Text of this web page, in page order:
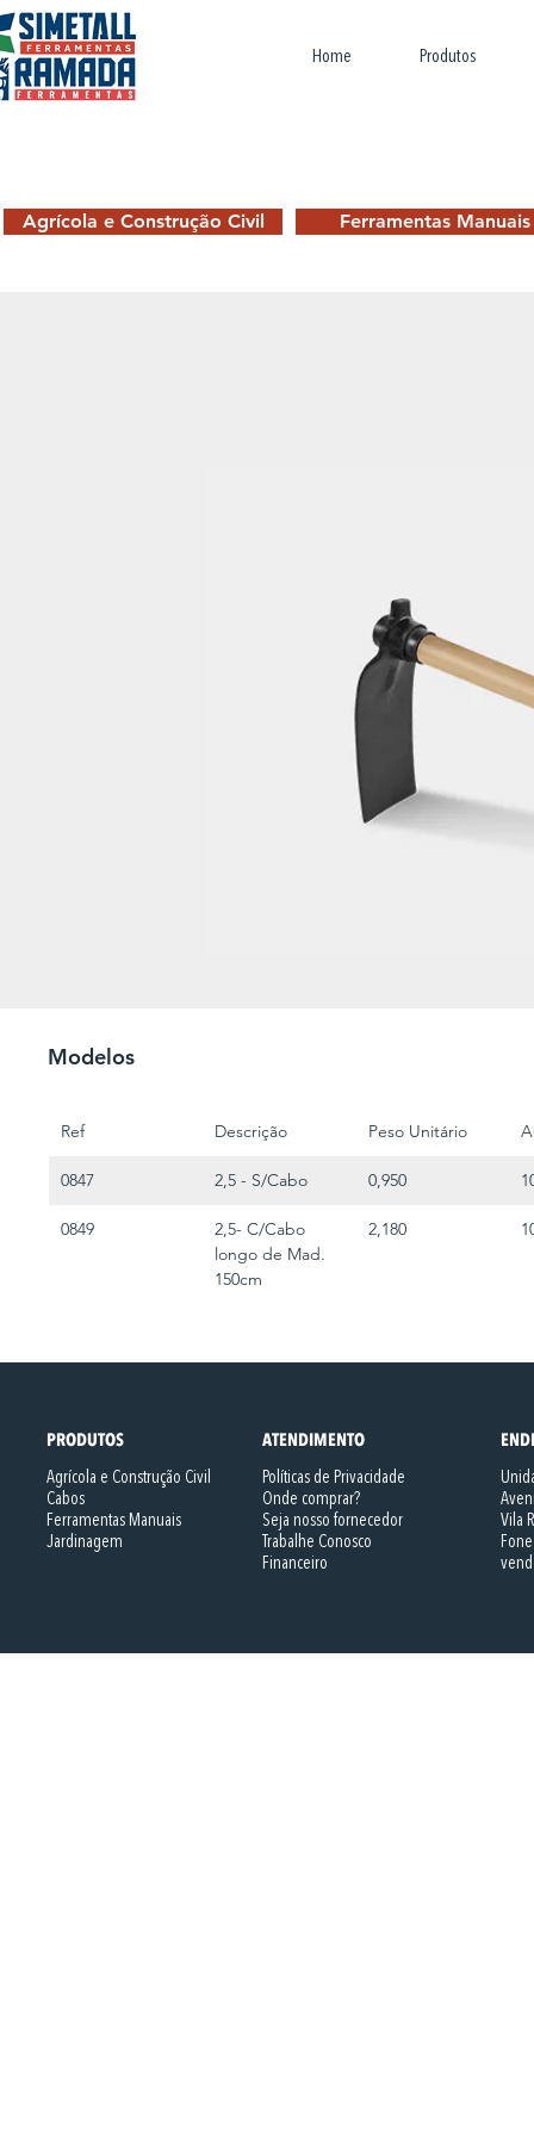
Home Produtos
Agrícola e Construção Civil Ferramentas Manuais
Modelos
Ref Descrição Peso Unitário
0847 2,5 - S/Cabo 0,950
0849
2,5- C/Cabo
longo de Mad.
150cm
2,180
PRODUTOS ATENDIMENTO
Agrícola e Construção Civil
Cabos
Ferramentas Manuais
Jardinagem
Políticas de Privacidade
Onde comprar?
Seja nosso fornecedor
Trabalhe Conosco
Financeiro
Vila